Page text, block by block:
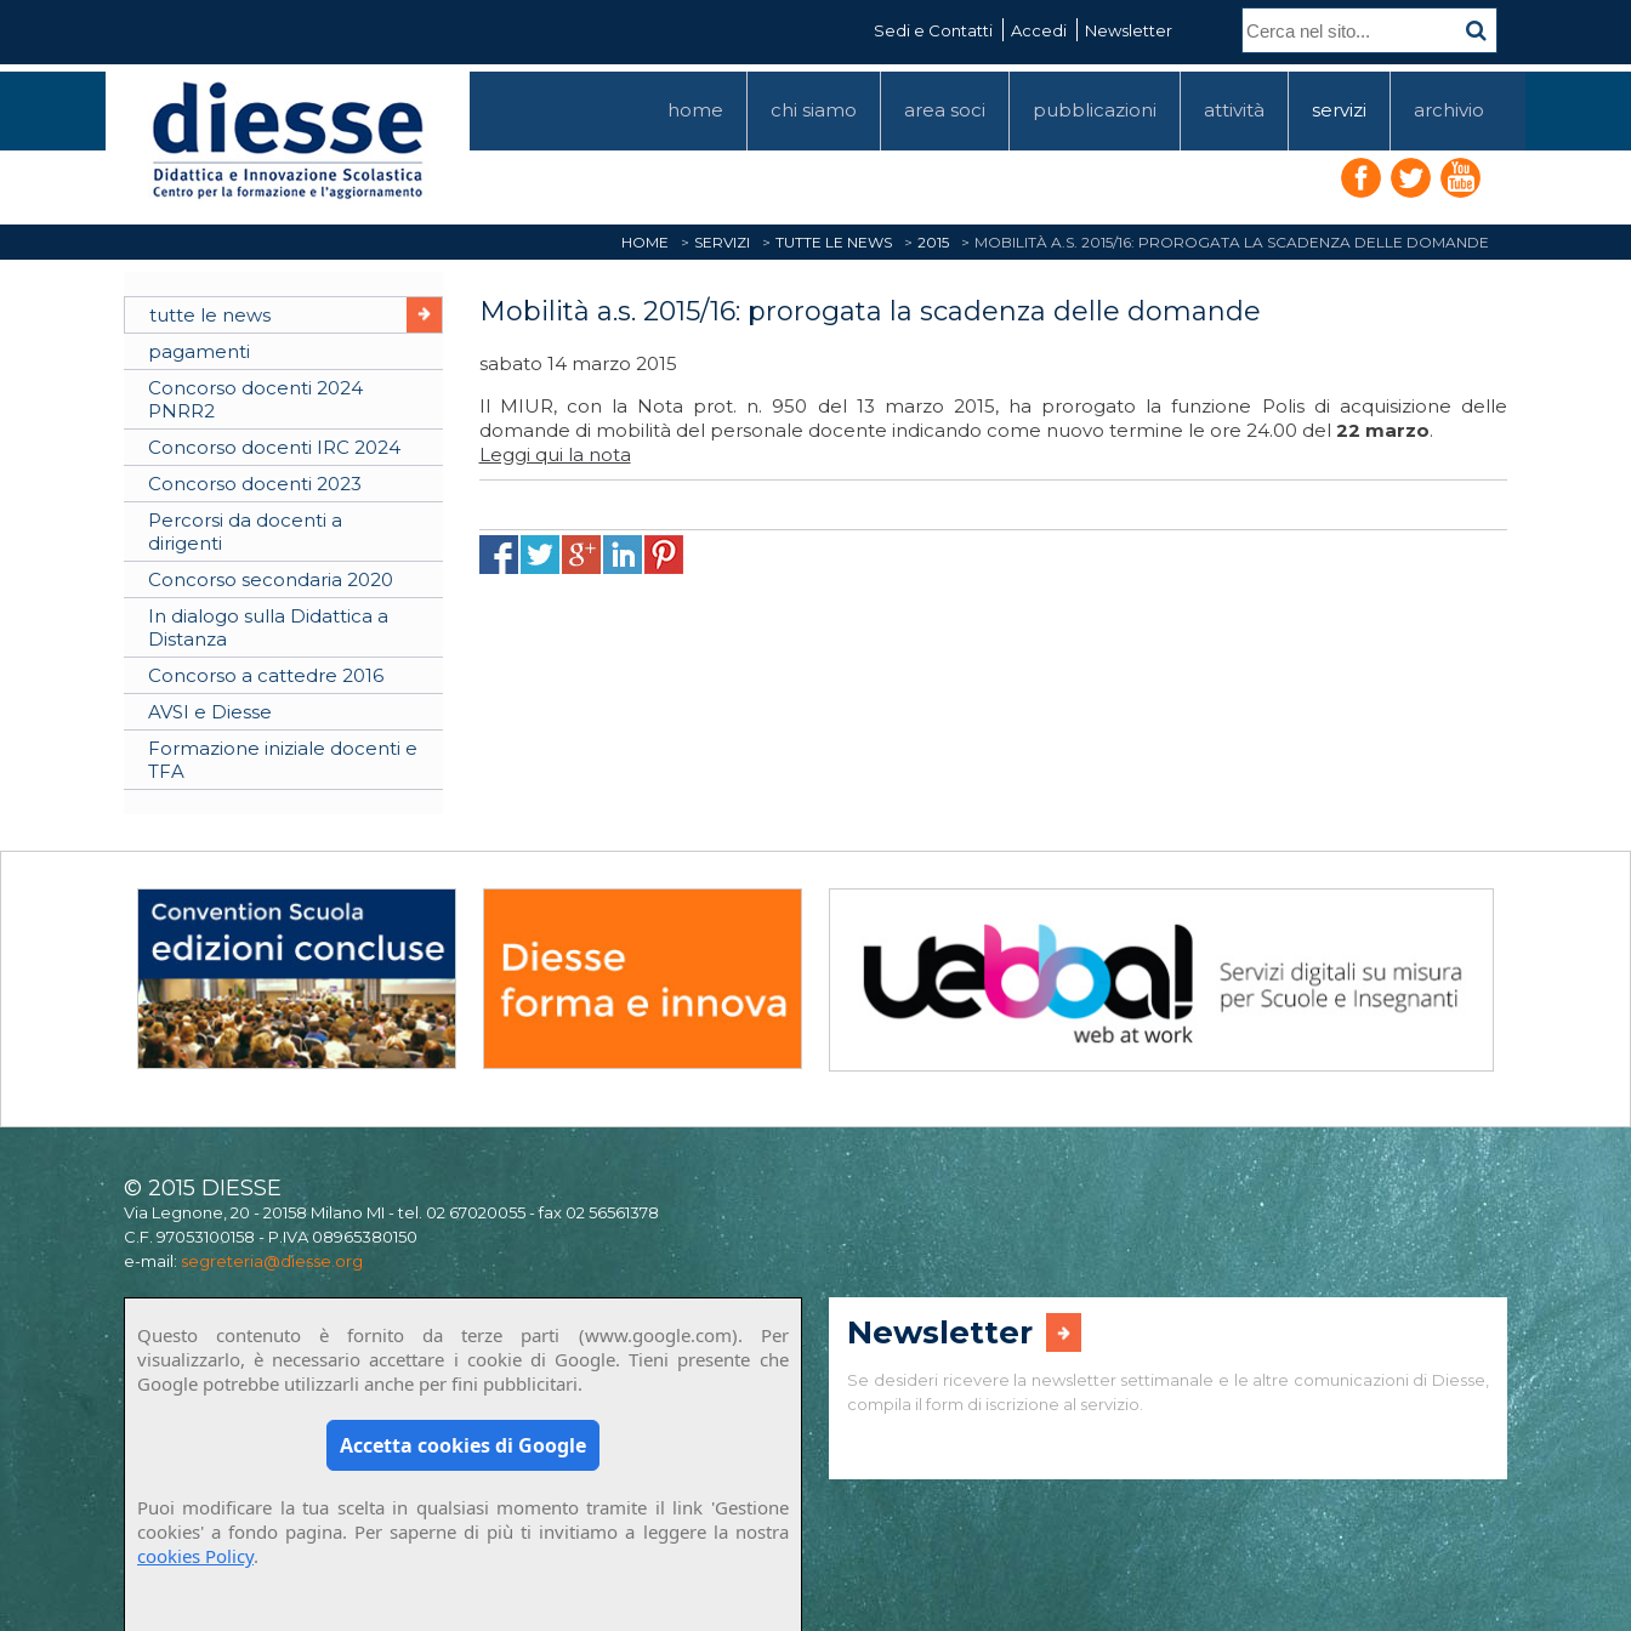
Sedi e Contatti Accedi Newsletter
home chi siamo area soci pubblicazioni attività servizi archivio
HOME SERVIZI TUTTE LE NEWS 2015 MOBILITÀ A.S. 2015/16: PROROGATA LA SCADENZA DELLE DOMANDE
tutte le news
pagamenti
Concorso docenti 2024
PNRR2
Concorso docenti IRC 2024
Concorso docenti 2023
Percorsi da docenti a
dirigenti
Concorso secondaria 2020
In dialogo sulla Didattica a
Distanza
Concorso a cattedre 2016
AVSI e Diesse
Formazione iniziale docenti e
TFA
Mobilità a.s. 2015/16: prorogata la scadenza delle domande
sabato 14 marzo 2015
Il MIUR, con la Nota prot. n. 950 del 13 marzo 2015, ha prorogato la funzione Polis di acquisizione delle
domande di mobilità del personale docente indicando come nuovo termine le ore 24.00 del 22 marzo.
Leggi qui la nota
© 2015 DIESSE
Via Legnone, 20 - 20158 Milano MI - tel. 02 67020055 - fax 02 56561378
C.F. 97053100158 - P.IVA 08965380150
e-mail: segreteria@diesse.org
Questo contenuto è fornito da terze parti (www.google.com). Per
visualizzarlo, è necessario accettare i cookie di Google. Tieni presente che
Google potrebbe utilizzarli anche per fini pubblicitari.
Accetta cookies di Google
Puoi modificare la tua scelta in qualsiasi momento tramite il link 'Gestione
cookies' a fondo pagina. Per saperne di più ti invitiamo a leggere la nostra
cookies Policy.
Newsletter
Se desideri ricevere la newsletter settimanale e le altre comunicazioni di Diesse,
compila il form di iscrizione al servizio.